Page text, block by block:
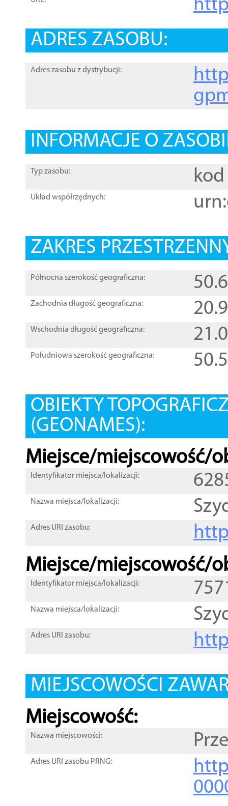
ADRES ZASOBU:
Adres zasobu z dystrybucji:
INFORMACJE O
Typ zasobu: kod
Układ współrzędnych:
ZAKRES
Północna szerokość geograficzna:
Zachodnia długość geograficzna:
Wschodnia długość geograficzna:
Południowa szerokość geograficzna:
OBIEKTY
(GEONAMES):
Miejsce/miejscowość/
Identyfikator miejsca/lokalizacji:
Nazwa miejsca/lokalizacji:
Adres URI zasobu:
Miejsce/miejscowość/
Identyfikator miejsca/lokalizacji:
Nazwa miejsca/lokalizacji:
Adres URI zasobu:
MIEJSCOWOŚCI
Miejscowość:
Nazwa miejscowości:
Adres URI zasobu PRNG: